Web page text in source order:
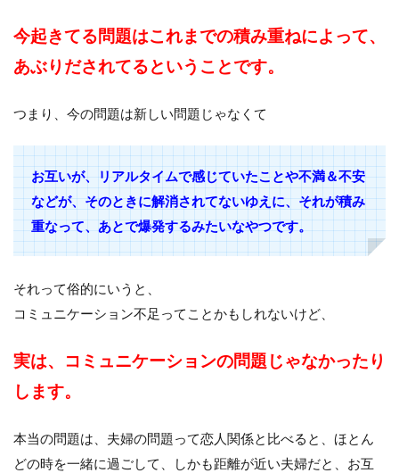
今起きてる問題はこれまでの積み重ねによって、
あぶりだされてるということです。
つまり、今の問題は新しい問題じゃなくて
お互いが、リアルタイムで感じていたことや不満＆不安
などが、そのときに解消されてないゆえに、それが積み
重なって、あとで爆発するみたいなやつです。
それって俗的にいうと、
コミュニケーション不足ってことかもしれないけど、
実は、コミュニケーションの問題じゃなかったり
します。
本当の問題は、夫婦の問題って恋人関係と比べると、ほとん
どの時を一緒に過ごして、しかも距離が近い夫婦だと、お互